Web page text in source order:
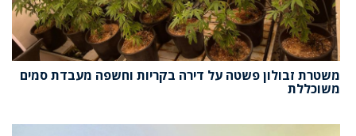
משטרת זבולון פשטה על דירה בקריות וחשפה מעבדת סמים
משוכללת